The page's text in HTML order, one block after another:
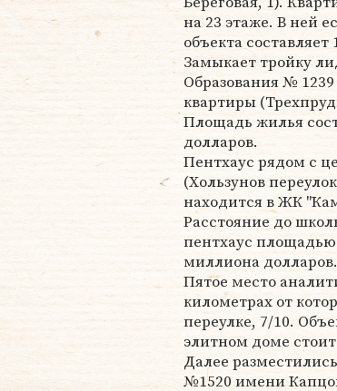
на 23 этаже. В ней
объекта
Замыкает тройку
Образования №
квартиры
Площадь жилья
долларов.
Пентхаус рядом с
(Хользунов
находится в ЖК
Расстояние до
пентхаус площадью
миллиона долларов.
Пятое место
километрах от
переулке, 7/10.
элитном доме
Далее
№1520 имени